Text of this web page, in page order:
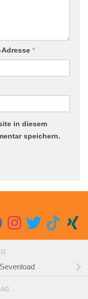
Adresse *
in diesem
speichern.